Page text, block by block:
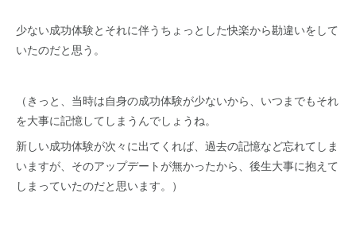
少ない成功体験とそれに伴うちょっとした快楽から勘違いをして
いたのだと思う。
（きっと、当時は自身の成功体験が少ないから、いつまでもそれ
を大事に記憶してしまうんでしょうね。
新しい成功体験が次々に出てくれば、過去の記憶など忘れてしま
いますが、そのアップデートが無かったから、後生大事に抱えて
しまっていたのだと思います。）